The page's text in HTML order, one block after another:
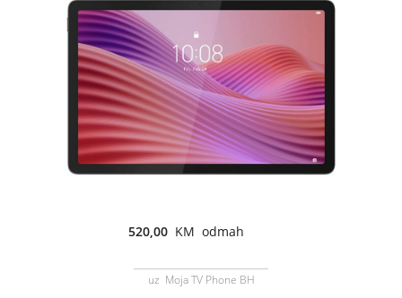
520,00 KM odmah
uz Moja TV Phone BH